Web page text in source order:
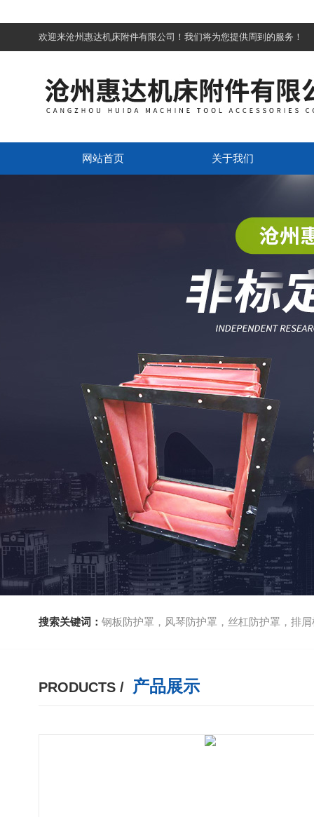
欢迎来沧州惠达机床附件有限公司！我们将为您提供周到的服务！
网站首页 关于我们
搜索关键词： 钢板防护罩，风琴防护罩，丝杠防护罩，排屑机
PRODUCTS / 产品展示